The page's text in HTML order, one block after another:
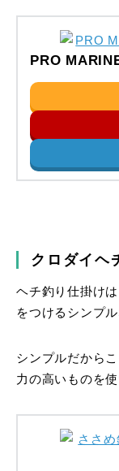
PRO
クロダイヘ
ヘチ釣り仕掛け
をつけるシンプ
シンプルだから
力の高いものを